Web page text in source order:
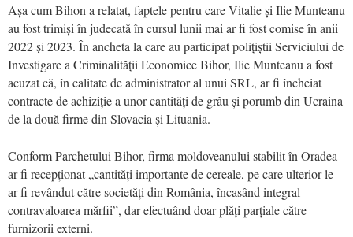
Așa cum Bihon a relatat, faptele pentru care Vitalie și Ilie Munteanu
au fost trimiși în judecată în cursul lunii mai ar fi fost comise în anii
2022 și 2023. În ancheta la care au participat polițiștii Serviciului de
Investigare a Criminalității Economice Bihor, Ilie Munteanu a fost
acuzat că, în calitate de administrator al unui SRL, ar fi încheiat
contracte de achiziție a unor cantități de grâu și porumb din Ucraina
de la două firme din Slovacia și Lituania.
Conform Parchetului Bihor, firma moldoveanului stabilit în Oradea
ar fi recepționat „cantități importante de cereale, pe care ulterior le-
ar fi revândut către societăți din România, încasând integral
contravaloarea mărfii”, dar efectuând doar plăți parțiale către
furnizorii externi.